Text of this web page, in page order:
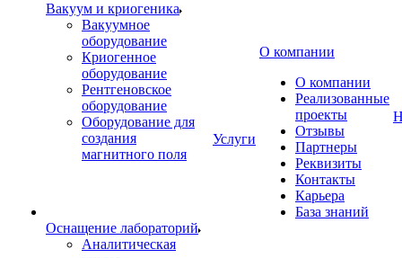
Вакуум и криогеника
Вакуумное
оборудование
Криогенное
оборудование
Рентгеновское
оборудование
Оборудование для
создания
магнитного поля
Оснащение лабораторий
Аналитическая
Услуги
О компании
О компании
Реализованные
проекты
Отзывы
Партнеры
Реквизиты
Контакты
Карьера
База знаний